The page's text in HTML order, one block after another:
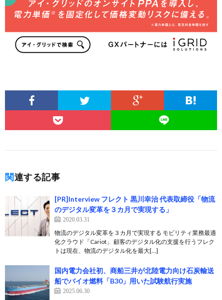
関連する記事
[PR]Interview フレクト 黒川幸治 代表取締役「物流
のデジタル変革を３カ月で実現する」
2020.03.31
物流のデジタル変革を３カ月で実現する モビリティ業務最適
化クラウド「Cariot」 顧客のデジタル化の支援を行うフレク
トは現在、物流のデジタル化を最大[…]
国内電力会社初、商船三井が北陸電力向け石炭輸送
船でバイオ燃料「B30」用いた試験航行実施
2025.06.30